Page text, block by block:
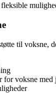
til voksne,
for voksne